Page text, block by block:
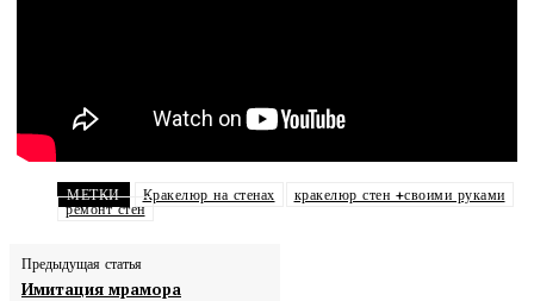
МЕТКИ Кракелюр на стенах
кракелюр стен +своими руками
ремонт стен
Предыдущая статья
Имитация мрамора